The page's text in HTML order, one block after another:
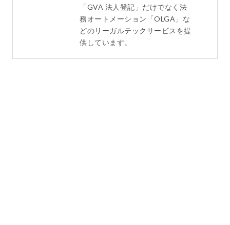
「GVA 法人登記」だけでなく法
務オートメーション「OLGA」な
どのリーガルテックサービスを提
供しています。